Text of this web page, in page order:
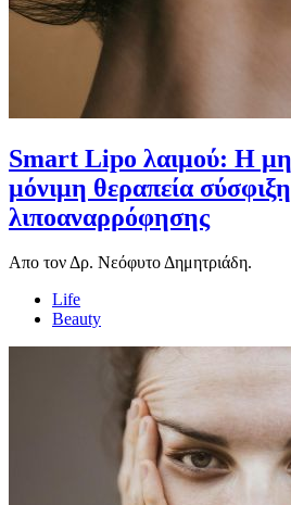
Smart Lipo λαιμού: Η μη
μόνιμη θεραπεία
λιποαναρρόφησης
Απο τον Δρ. Νεόφυτο Δημητριάδη.
Life
Beauty